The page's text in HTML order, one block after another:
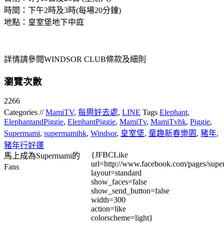
時間：下午2時及3時(每場20分鐘)
地點：皇室堡地下中庭
詳情請參閱WINDSOR CLUB條款及細則
瀏覽次數
2266
Categories //MamiTV, 每周好去處, LINE Tags Elephant,
ElephantandPiggie, ElephantPiggie, MamiTv, MamiTvhk, Piggie,
Supermami, supermamihk, Windsor, 皇室堡, 童趣新春樂園 , 豬年,
豬年行好運
馬上成為Supermami的
Fans
{JFBCLike
url=http://www.facebook.com/pages/
layout=standard
show_faces=false
show_send_button=false
width=300
action=like
colorscheme=light}